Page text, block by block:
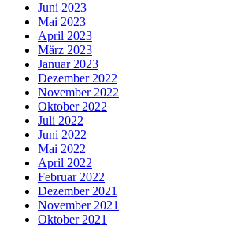
Juni 2023
Mai 2023
April 2023
März 2023
Januar 2023
Dezember 2022
November 2022
Oktober 2022
Juli 2022
Juni 2022
Mai 2022
April 2022
Februar 2022
Dezember 2021
November 2021
Oktober 2021